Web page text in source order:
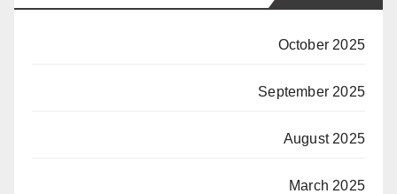
October 2025
September 2025
August 2025
March 2025